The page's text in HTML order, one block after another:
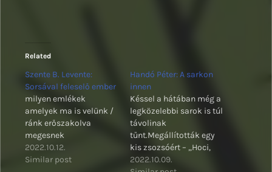
Related
Szente B. Levente:
Sorsával feleselő ember
milyen emlékek
amelyek ma is velünk /
ránk erőszakolva
megesnek
2022.10.12.
Similar post
Handó Péter: A sarkon
innen
Késsel a hátában még a
legközelebbi sarok is túl
távolinak
tűnt.Megállították egy
kis zsozsóért – „Hoci,
ide vele!” –, aztán, mert
2022.10.09.